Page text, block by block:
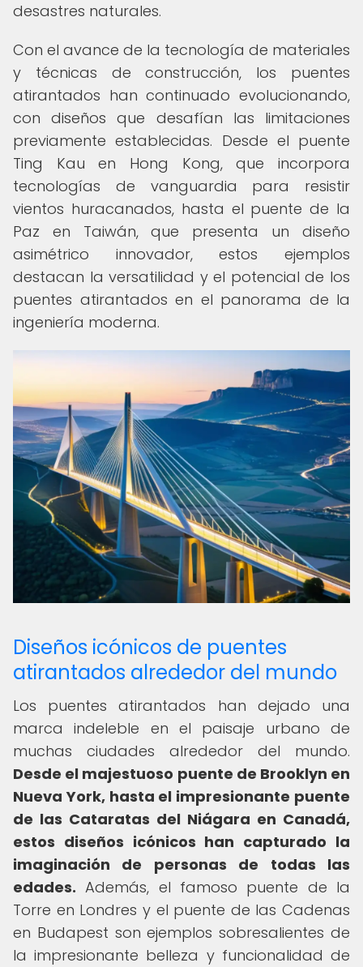
desastres naturales.
Con el avance de la tecnología de materiales
y técnicas de construcción, los puentes
atirantados han continuado evolucionando,
con diseños que desafían las limitaciones
previamente establecidas. Desde el puente
Ting Kau en Hong Kong, que incorpora
tecnologías de vanguardia para resistir
vientos huracanados, hasta el puente de la
Paz en Taiwán, que presenta un diseño
asimétrico innovador, estos ejemplos
destacan la versatilidad y el potencial de los
puentes atirantados en el panorama de la
ingeniería moderna.
Diseños icónicos de puentes
atirantados alrededor del mundo
Los puentes atirantados han dejado una
marca indeleble en el paisaje urbano de
muchas ciudades alrededor del mundo.
Desde el majestuoso puente de Brooklyn en
Nueva York, hasta el impresionante puente
de las Cataratas del Niágara en Canadá,
estos diseños icónicos han capturado la
imaginación de personas de todas las
edades. Además, el famoso puente de la
Torre en Londres y el puente de las Cadenas
en Budapest son ejemplos sobresalientes de
la impresionante belleza y funcionalidad de